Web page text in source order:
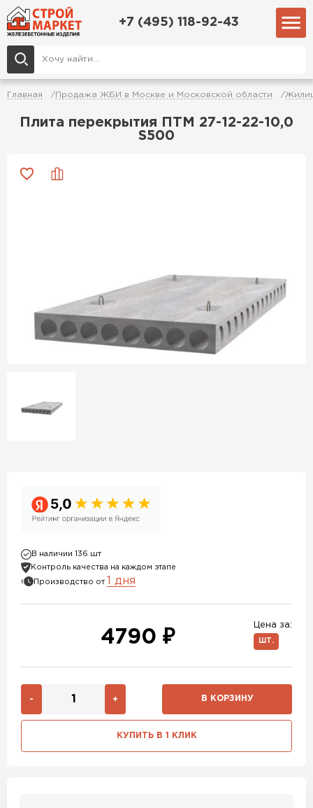
+7 (495) 118-92-43
Главная Продажа ЖБИ в Москве и Московской области
Плита перекрытия ПТМ 27-12-22-10,0
S500
В наличии 136 шт
Контроль качества на каждом этапе
Производство от 1 дня
Цена за:
ШТ.
4790 ₽
- + В КОРЗИНУ
КУПИТЬ В 1 КЛИК